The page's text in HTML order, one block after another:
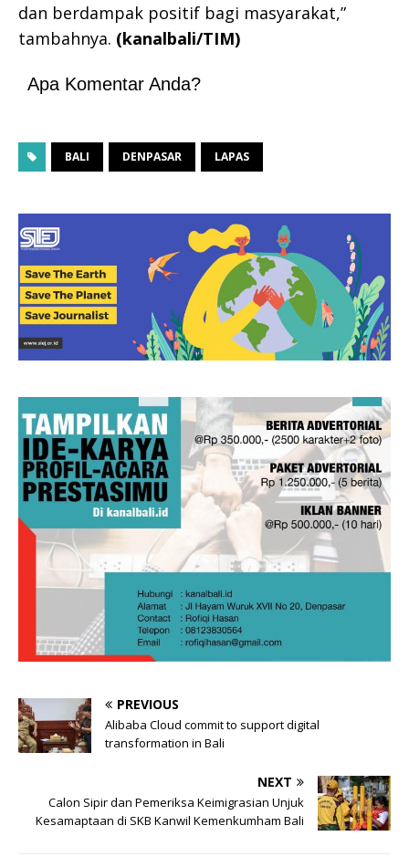
dan berdampak positif bagi masyarakat,”
tambahnya. (kanalbali/TIM)
Apa Komentar Anda?
BALI DENPASAR LAPAS
PREVIOUS
Alibaba Cloud commit to support digital
transformation in Bali
NEXT
Calon Sipir dan Pemeriksa Keimigrasian Unjuk
Kesamaptaan di SKB Kanwil Kemenkumham Bali